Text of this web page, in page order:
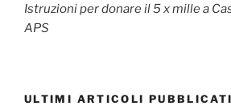
Istruzioni per donare il 5 x mille a
APS
ULTIMI ARTICOLI PUBBLICATI